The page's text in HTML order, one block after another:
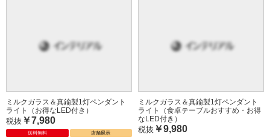
ミルクガラス＆真鍮製1灯ペンダント
ライト（お得なLED付き）
税抜 ￥7,980
送料無料 店舗展示
ミルクガラス＆真鍮製1灯ペンダント
ライト（食卓テーブルおすすめ・お得
なLED付き）
税抜 ￥9,980